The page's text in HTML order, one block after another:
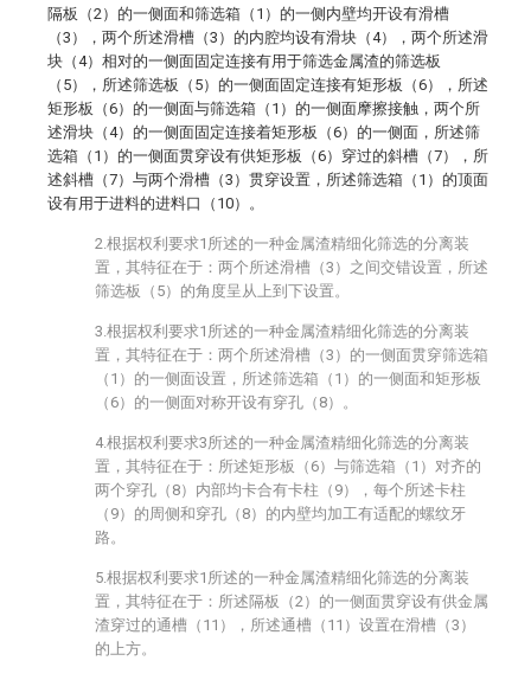
隔板（2）的一侧面和筛选箱（1）的一侧内壁均开设有滑槽
（3），两个所述滑槽（3）的内腔均设有滑块（4），两个所述滑
块（4）相对的一侧面固定连接有用于筛选金属渣的筛选板
（5），所述筛选板（5）的一侧面固定连接有矩形板（6），所述
矩形板（6）的一侧面与筛选箱（1）的一侧面摩擦接触，两个所
述滑块（4）的一侧面固定连接着矩形板（6）的一侧面，所述筛
选箱（1）的一侧面贯穿设有供矩形板（6）穿过的斜槽（7），所
述斜槽（7）与两个滑槽（3）贯穿设置，所述筛选箱（1）的顶面
设有用于进料的进料口（10）。
2.根据权利要求1所述的一种金属渣精细化筛选的分离装
置，其特征在于：两个所述滑槽（3）之间交错设置，所述
筛选板（5）的角度呈从上到下设置。
3.根据权利要求1所述的一种金属渣精细化筛选的分离装
置，其特征在于：两个所述滑槽（3）的一侧面贯穿筛选箱
（1）的一侧面设置，所述筛选箱（1）的一侧面和矩形板
（6）的一侧面对称开设有穿孔（8）。
4.根据权利要求3所述的一种金属渣精细化筛选的分离装
置，其特征在于：所述矩形板（6）与筛选箱（1）对齐的
两个穿孔（8）内部均卡合有卡柱（9），每个所述卡柱
（9）的周侧和穿孔（8）的内壁均加工有适配的螺纹牙
路。
5.根据权利要求1所述的一种金属渣精细化筛选的分离装
置，其特征在于：所述隔板（2）的一侧面贯穿设有供金属
渣穿过的通槽（11），所述通槽（11）设置在滑槽（3）
的上方。